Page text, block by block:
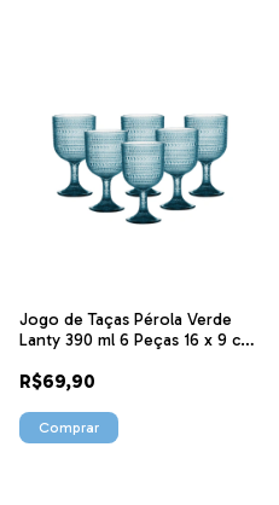
Jogo de Taças Pérola Verde
Lanty 390 ml 6 Peças 16 x 9 cm
R$69,90